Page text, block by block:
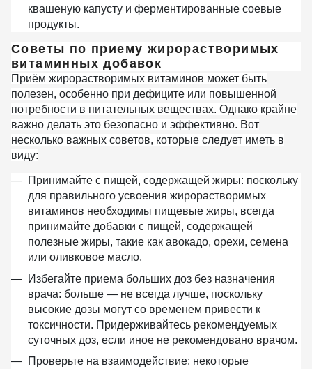
квашеную капусту и ферментированные соевые
продукты.
Советы по приему жирорастворимых
витаминных добавок
Приём жирорастворимых витаминов может быть
полезен, особенно при дефиците или повышенной
потребности в питательных веществах. Однако крайне
важно делать это безопасно и эффективно. Вот
несколько важных советов, которые следует иметь в
виду:
Принимайте с пищей, содержащей жиры: поскольку
для правильного усвоения жирорастворимых
витаминов необходимы пищевые жиры, всегда
принимайте добавки с пищей, содержащей
полезные жиры, такие как авокадо, орехи, семена
или оливковое масло.
Избегайте приема больших доз без назначения
врача: больше — не всегда лучше, поскольку
высокие дозы могут со временем привести к
токсичности. Придерживайтесь рекомендуемых
суточных доз, если иное не рекомендовано врачом.
Проверьте на взаимодействие: некоторые